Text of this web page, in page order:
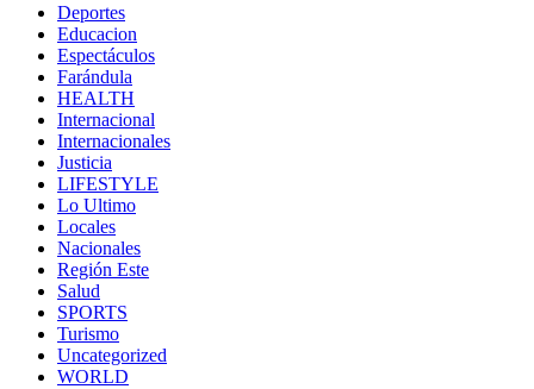
Deportes
Educacion
Espectáculos
Farándula
HEALTH
Internacional
Internacionales
Justicia
LIFESTYLE
Lo Ultimo
Locales
Nacionales
Región Este
Salud
SPORTS
Turismo
Uncategorized
WORLD